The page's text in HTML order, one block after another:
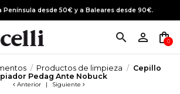
Península desde 50€ y a Baleares desde 90€.
search person_outline shopping_bag
0
Productos de limpieza
Cepillo
Pedag Ante Nobuck
Anterior | Siguiente